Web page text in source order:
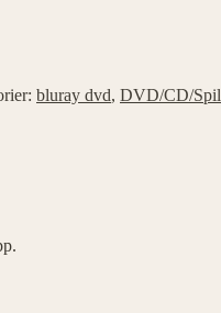
bluray dvd, DVD/CD/Spil